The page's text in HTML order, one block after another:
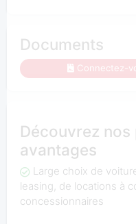
Documents
Connectez-
Découvrez
avantages
Large choix de
leasing, de locations à
concessionnaires